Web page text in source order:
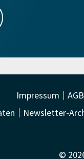
Impressum AGB
Newsletter-
©